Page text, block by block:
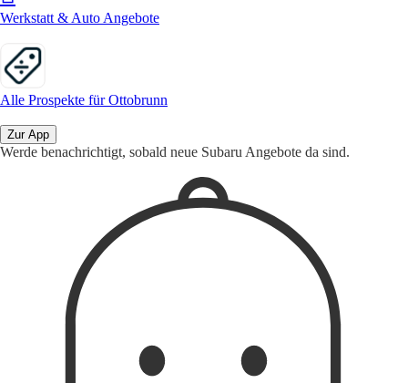
Werkstatt & Auto Angebote
Alle Prospekte für Ottobrunn
Zur App
Werde benachrichtigt, sobald neue Subaru Angebote da sind.